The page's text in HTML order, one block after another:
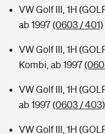
VW Golf III, 1H
ab 1997(0603 / 401)
VW Golf III, 1H
Kombi, ab 1997
VW Golf III, 1H
ab 1997(0603 / 403)
VW Golf III, 1H